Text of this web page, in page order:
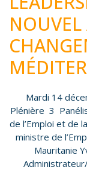
NOUVEL
Mardi 14
Plénière 3
de l’Emploi et de
ministre de
Mauritanie